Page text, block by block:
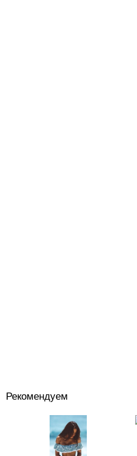
Костюмы
Головные уборы
Рекомендуем